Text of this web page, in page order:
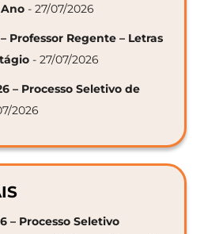
- 27/07/2026
Professor Regente – Letras
- 27/07/2026
– Processo Seletivo de
2026
– Processo Seletivo